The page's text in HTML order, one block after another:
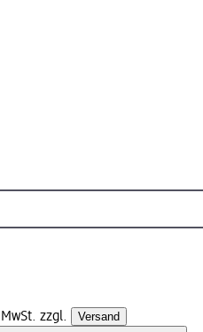
zzgl. Versand